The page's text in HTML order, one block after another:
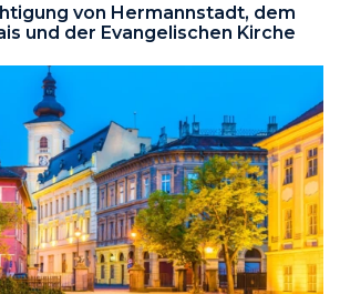
von Hermannstadt, dem
und der Evangelischen Kirche